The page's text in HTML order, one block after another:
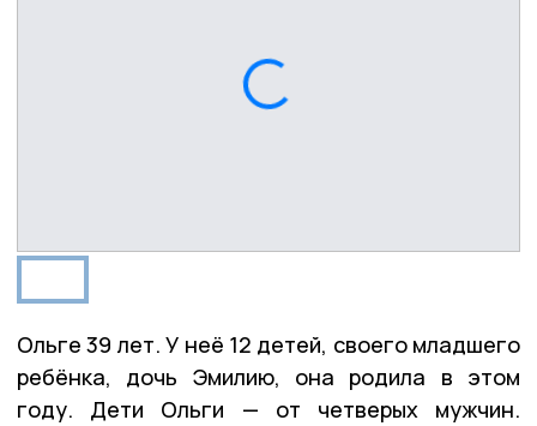
Ольге 39 лет. У неё 12 детей, своего младшего
ребёнка, дочь Эмилию, она родила в этом
году. Дети Ольги — от четверых мужчин.